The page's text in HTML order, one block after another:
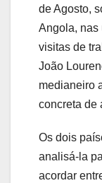
de Agosto,
Angola, nas
visitas de
João
medianeiro
concreta de
Os dois
analisá-la
acordar